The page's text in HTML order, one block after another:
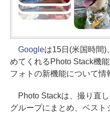
Googleは15日(米国時間)
めてくれるPhoto Stack機
フォトの新機能について情
Photo Stackは、撮り直
グループにまとめ、ベス